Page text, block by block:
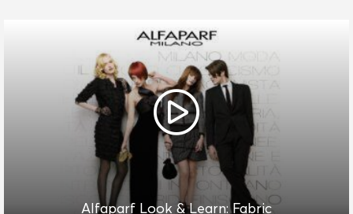
Alfaparf Look & Learn: Fabric